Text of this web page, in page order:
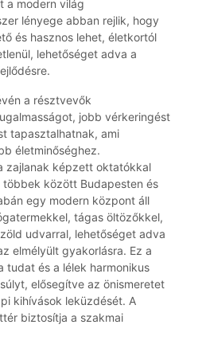
a modern világ
lényege abban rejlik, hogy
és hasznos lehet, életkortól
lehetőséget adva a
a résztvevők
jobb vérkeringést
tapasztalhatnak, ami
életminőséghez.
zajlanak képzett oktatókkal
között Budapesten és
egy modern központ áll
tágas öltözőkkel,
udvarral, lehetőséget adva
elmélyült gyakorlásra. Ez a
tudat és a lélek harmonikus
elősegítve az önismeretet
kihívások leküzdését. A
biztosítja a szakmai